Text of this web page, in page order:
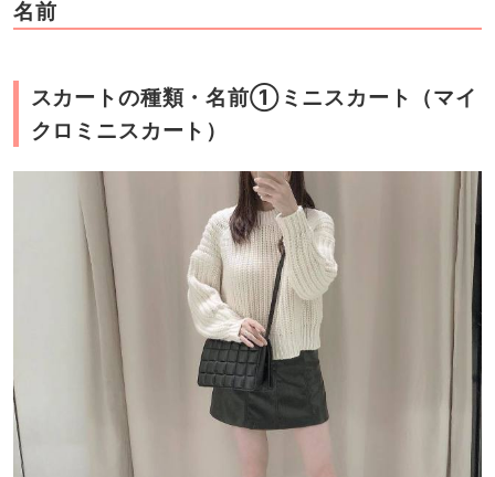
名前
スカートの種類・名前①ミニスカート（マイ
クロミニスカート）